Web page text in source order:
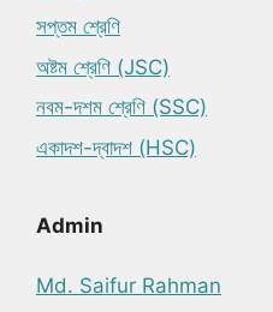
সপ্তম শ্রেণি
অষ্টম শ্রেণি (JSC)
নবম-দশম শ্রেণি (SSC)
একাদশ-দ্বাদশ (HSC)
Admin
Md. Saifur Rahman